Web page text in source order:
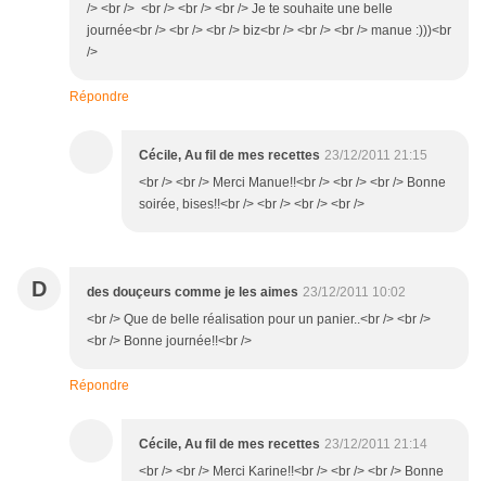
/> <br /> <br /> <br /> <br /> Je te souhaite une belle
journée<br /> <br /> <br /> biz<br /> <br /> <br /> manue :)))<br
/>
Répondre
Cécile, Au fil de mes recettes 23/12/2011 21:15
<br /> <br /> Merci Manue!!<br /> <br /> <br /> Bonne
soirée, bises!!<br /> <br /> <br /> <br />
D des douçeurs comme je les aimes 23/12/2011 10:02
<br /> Que de belle réalisation pour un panier..<br /> <br />
<br /> Bonne journée!!<br />
Répondre
Cécile, Au fil de mes recettes 23/12/2011 21:14
<br /> <br /> Merci Karine!!<br /> <br /> <br /> Bonne